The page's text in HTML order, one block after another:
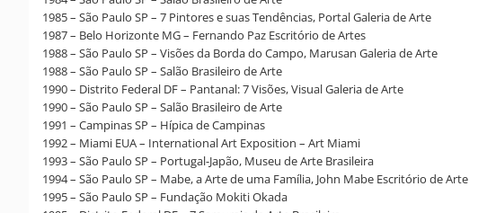
1985 – São Paulo SP – 7 Pintores e suas Tendências, Portal Galeria de Arte
1987 – Belo Horizonte MG – Fernando Paz Escritório de Artes
1988 – São Paulo SP – Visões da Borda do Campo, Marusan Galeria de Arte
1988 – São Paulo SP – Salão Brasileiro de Arte
1990 – Distrito Federal DF – Pantanal: 7 Visões, Visual Galeria de Arte
1990 – São Paulo SP – Salão Brasileiro de Arte
1991 – Campinas SP – Hípica de Campinas
1992 – Miami EUA – International Art Exposition – Art Miami
1993 – São Paulo SP – Portugal-Japão, Museu de Arte Brasileira
1994 – São Paulo SP – Mabe, a Arte de uma Família, John Mabe Escritório de Arte
1995 – São Paulo SP – Fundação Mokiti Okada